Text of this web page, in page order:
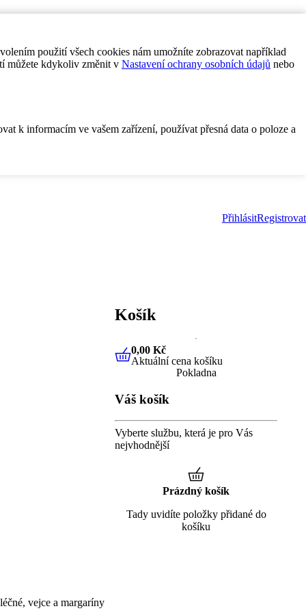
použití všech cookies nám umožníte zobrazovat například
můžete kdykoliv změnit v Nastavení ochrany osobních údajů nebo
k informacím ve vašem zařízení, používat přesná data o poloze a
PřihlásitRegistrovat
vejce a margaríny
Košík
0,00 KčAktuální cena košíku
0,00 Kč
Aktuální cena košíku
Pokladna
Váš košík
Vyberte službu, která je pro Vás
nejvhodnější
Prázdný košík
Tady uvidíte položky přidané do
košíku